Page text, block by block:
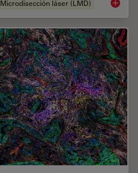
Microdisección láser (LMD) AI